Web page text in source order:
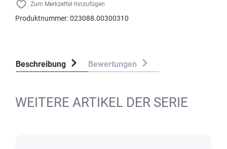
Zum Merkzettel hinzufügen
Produktnummer:023088.00300310
Beschreibung Bewertungen
WEITERE ARTIKEL DER SERIE